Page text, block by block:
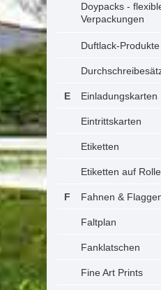
Doypacks -
Verpackungen
Duftlack-Produkte
Einladungskarten
Eintrittskarten
Etiketten
Etiketten auf Rolle
Fahnen &
Faltplan
Fanklatschen
Fine Art Prints